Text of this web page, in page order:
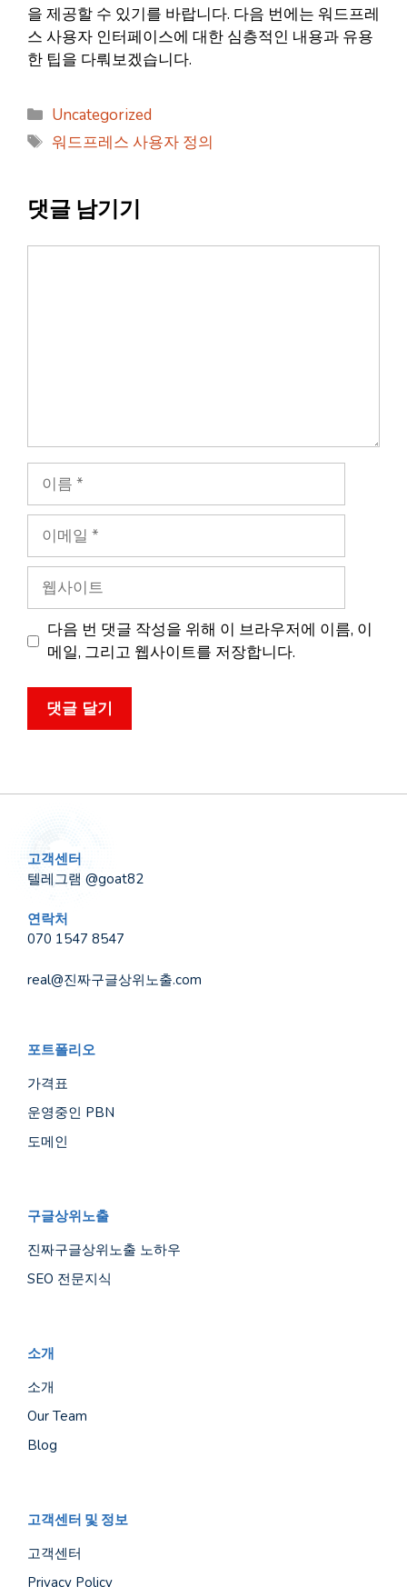
을 제공할 수 있기를 바랍니다. 다음 번에는 워드프레
스 사용자 인터페이스에 대한 심층적인 내용과 유용
한 팁을 다뤄보겠습니다.
카
테
Uncategorized
태
워드프레스 사용자 정의
댓글 남기기
일
트
다음 번 댓글 작성을 위해 이 브라우저에 이름, 이
메일, 그리고 웹사이트를 저장합니다.
고객센터
텔레그램 @goat82
연락처
070 1547 8547
real@진짜구글상위노출.com
포트폴리오
가격표
운영중인 PBN
도메인
구글상위노출
진짜구글상위노출 노하우
SEO 전문지식
소개
소개
Our Team
Blog
고객센터 및 정보
고객센터
Privacy Policy